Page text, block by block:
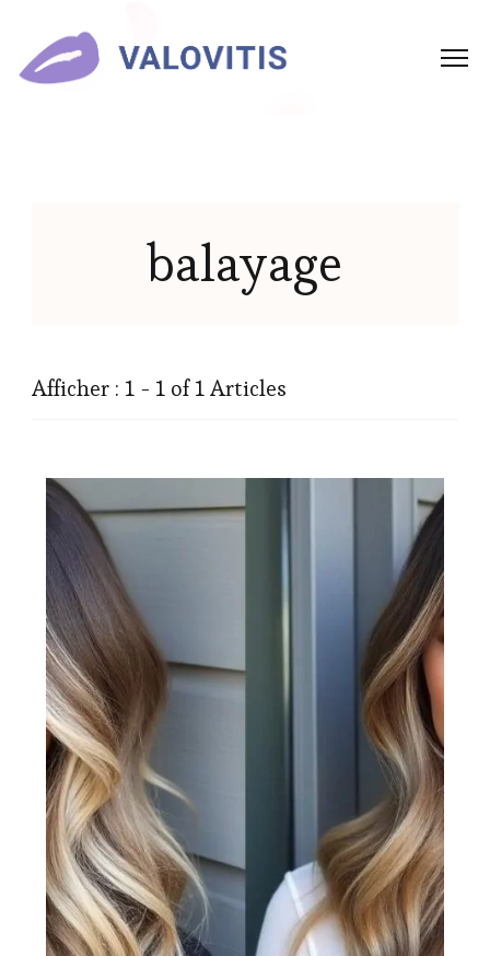
balayage
Afficher : 1 - 1 of 1 Articles